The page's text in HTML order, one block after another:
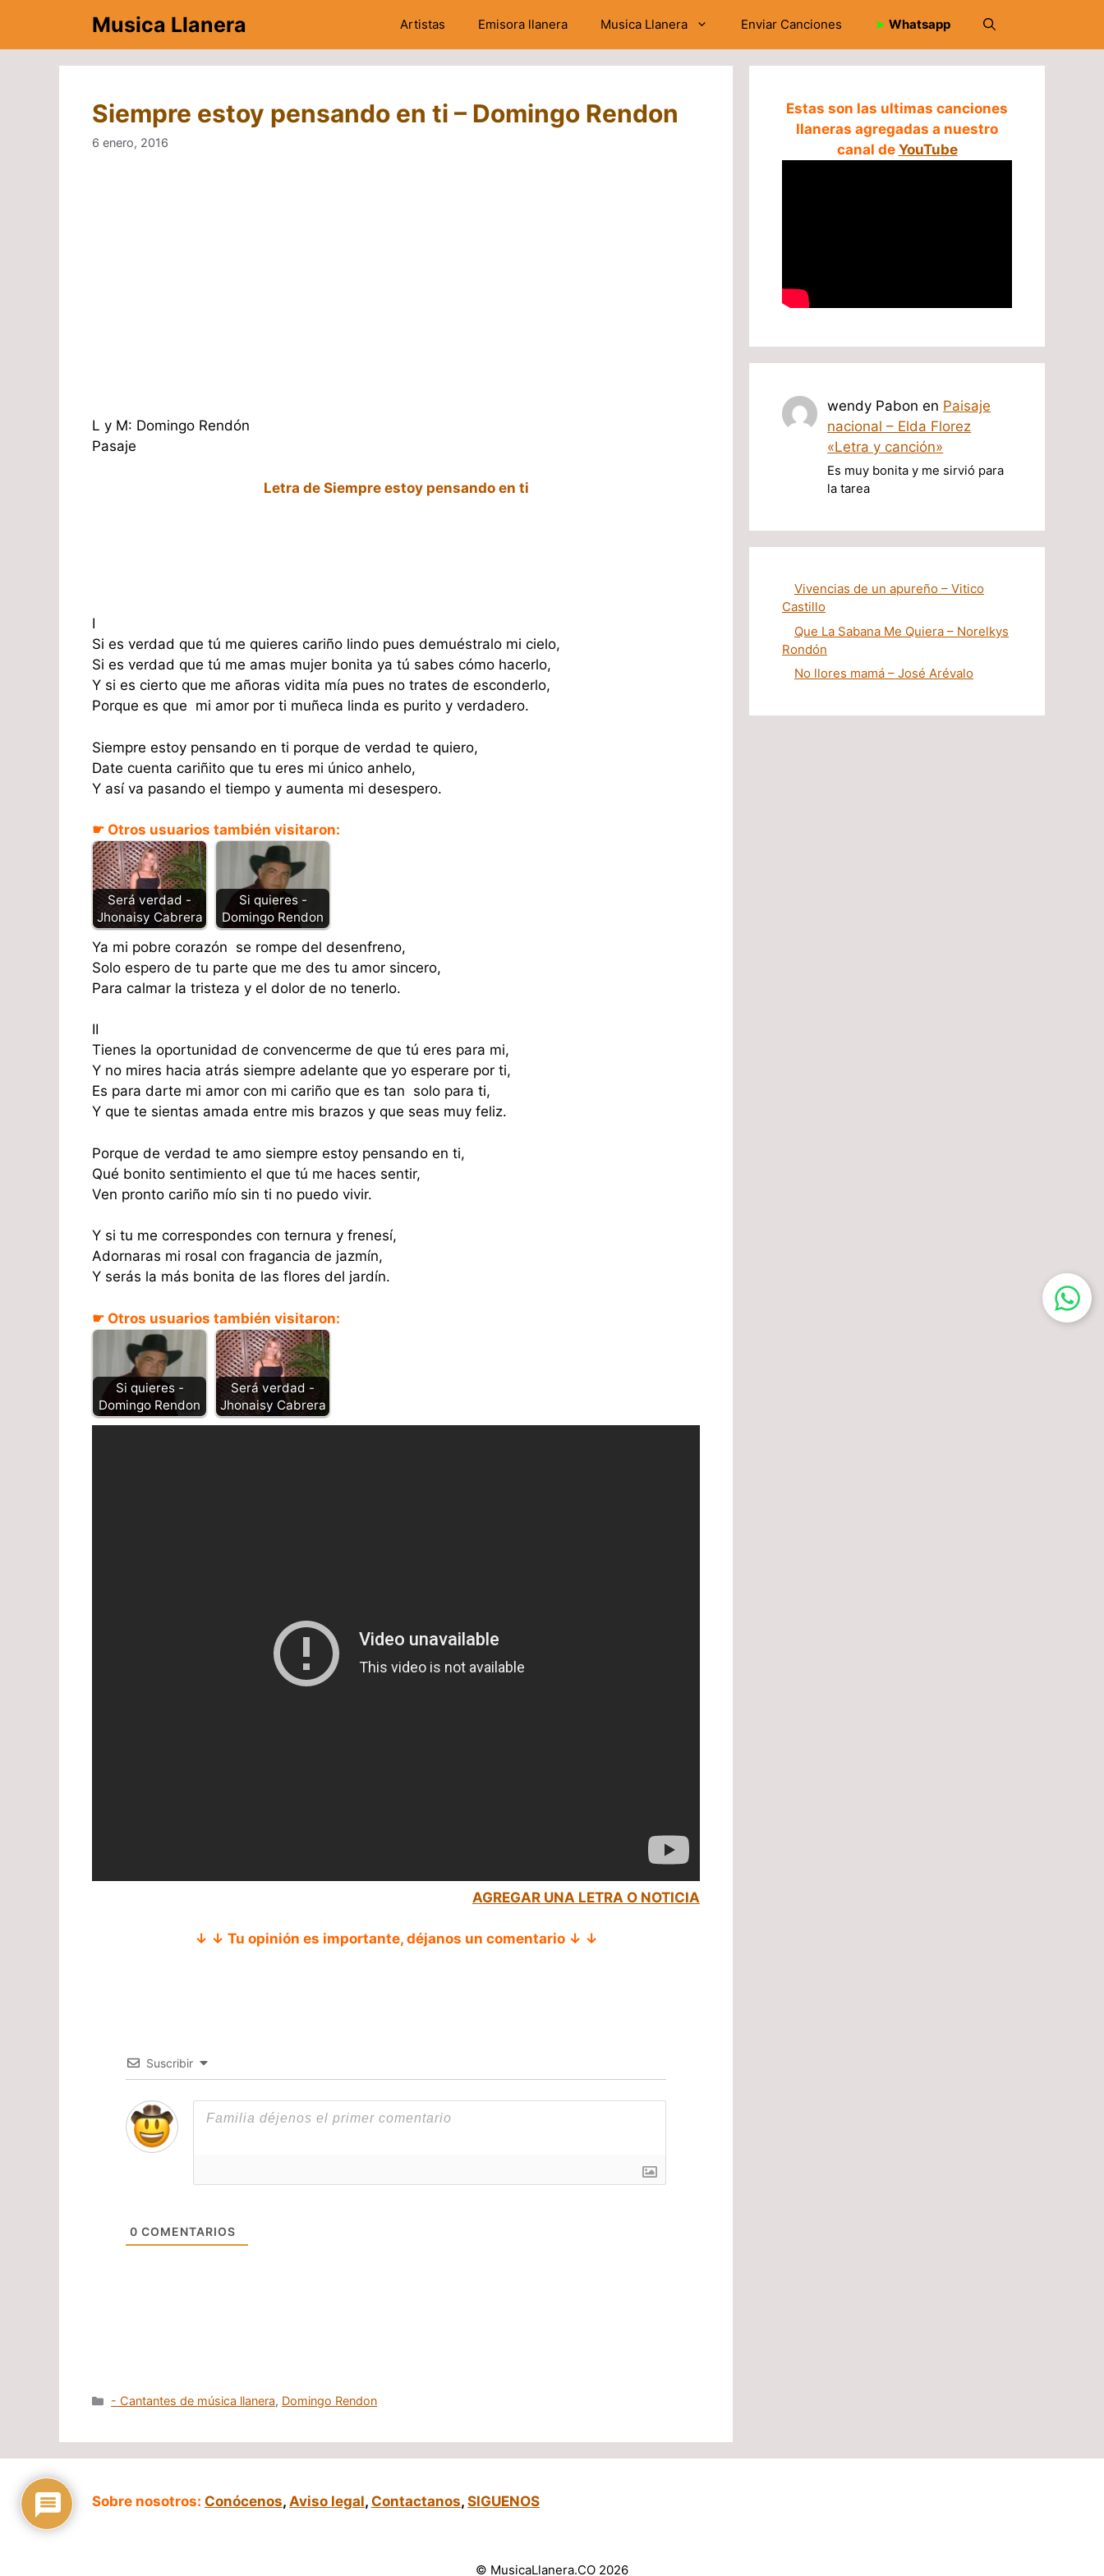
contenido
Musica Llanera Artistas Emisora llanera Musica Llanera Enviar Canciones ➤ Whatsapp
Siempre estoy pensando en ti – Domingo Rendon
6 enero, 2016
L y M: Domingo Rendón
Pasaje
Letra de Siempre estoy pensando en ti
I
Si es verdad que tú me quieres cariño lindo pues demuéstralo mi cielo,
Si es verdad que tú me amas mujer bonita ya tú sabes cómo hacerlo,
Y si es cierto que me añoras vidita mía pues no trates de esconderlo,
Porque es que mi amor por ti muñeca linda es purito y verdadero.
Siempre estoy pensando en ti porque de verdad te quiero,
Date cuenta cariñito que tu eres mi único anhelo,
Y así va pasando el tiempo y aumenta mi desespero.
☛ Otros usuarios también visitaron:
Será verdad -
Jhonaisy Cabrera
Si quieres -
Domingo Rendon
Ya mi pobre corazón se rompe del desenfreno,
Solo espero de tu parte que me des tu amor sincero,
Para calmar la tristeza y el dolor de no tenerlo.
II
Tienes la oportunidad de convencerme de que tú eres para mi,
Y no mires hacia atrás siempre adelante que yo esperare por ti,
Es para darte mi amor con mi cariño que es tan solo para ti,
Y que te sientas amada entre mis brazos y que seas muy feliz.
Porque de verdad te amo siempre estoy pensando en ti,
Qué bonito sentimiento el que tú me haces sentir,
Ven pronto cariño mío sin ti no puedo vivir.
Y si tu me correspondes con ternura y frenesí,
Adornaras mi rosal con fragancia de jazmín,
Y serás la más bonita de las flores del jardín.
☛ Otros usuarios también visitaron:
Si quieres -
Domingo Rendon
Será verdad -
Jhonaisy Cabrera
AGREGAR UNA LETRA O NOTICIA
↓ ↓ Tu opinión es importante, déjanos un comentario ↓ ↓
Suscribir
0 COMENTARIOS
Categorías
- Cantantes de música llanera, Domingo Rendon
Estas son las ultimas canciones
llaneras agregadas a nuestro
canal de YouTube
wendy Pabon en Paisaje
nacional – Elda Florez
«Letra y canción»
Es muy bonita y me sirvió para
la tarea
Vivencias de un apureño – Vitico
Castillo
Que La Sabana Me Quiera – Norelkys
Rondón
No llores mamá – José Arévalo
Sobre nosotros: Conócenos, Aviso legal, Contactanos, SIGUENOS
© MusicaLlanera.CO 2026